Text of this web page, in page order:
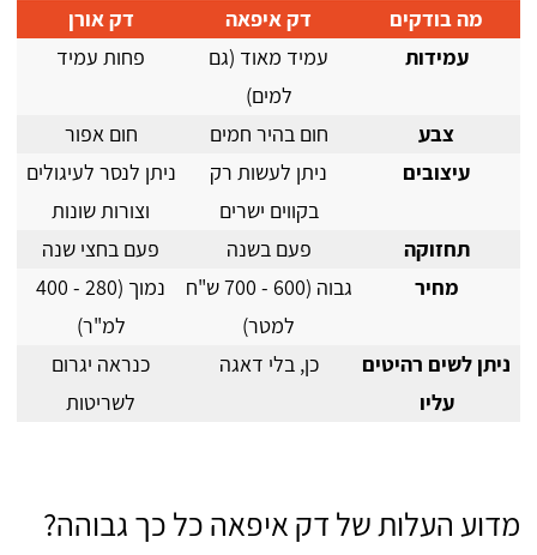
מה בודקים דק איפאה
דק אורן
עמידות
עמיד מאוד (גם
למים)
פחות עמיד
צבע חום בהיר חמים
חום אפור
עיצובים
ניתן לעשות רק
בקווים ישרים
ניתן לנסר לעיגולים
וצורות שונות
תחזוקה
פעם בשנה
פעם בחצי שנה
מחיר
גבוה (600 - 700 ש"ח
למטר)
נמוך (280 - 400
למ"ר)
ניתן לשים רהיטים
עליו
כן, בלי דאגה
כנראה יגרום
לשריטות
מדוע העלות של דק איפאה כל כך גבוהה?